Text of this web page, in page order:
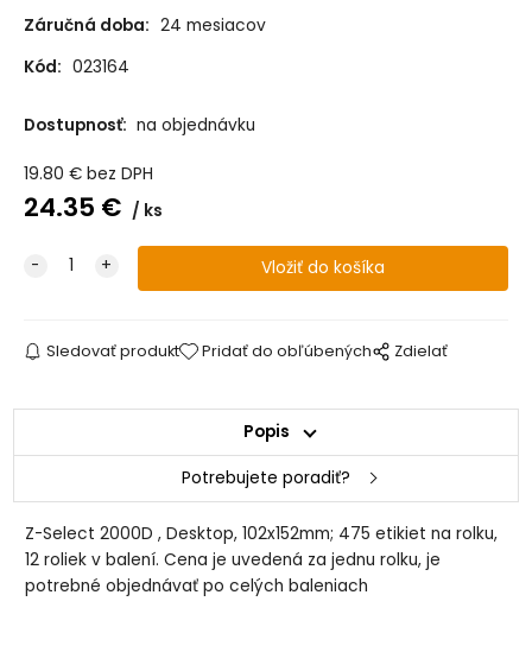
Záručná doba: 24 mesiacov
Kód: 023164
Dostupnosť: na objednávku
19.80 € bez DPH
24.35 € ks
Sledovať produkt Pridať do obľúbených Zdielať
Popis
Potrebujete poradiť?
Z-Select 2000D , Desktop, 102x152mm; 475 etikiet na rolku,
12 roliek v balení. Cena je uvedená za jednu rolku, je
potrebné objednávať po celých baleniach